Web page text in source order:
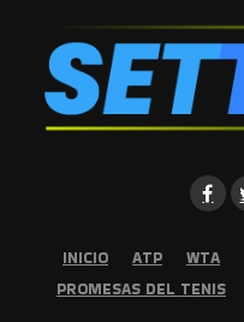
INICIO ATP WTA
PROMESAS DEL TENIS